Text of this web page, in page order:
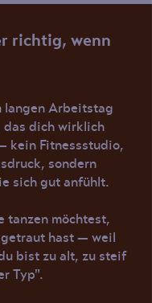
richtig, wenn
langen Arbeitstag
das dich wirklich
kein Fitnessstudio,
sondern
sich gut anfühlt.
tanzen möchtest,
hast — weil
bist zu alt, zu steif
Typ".